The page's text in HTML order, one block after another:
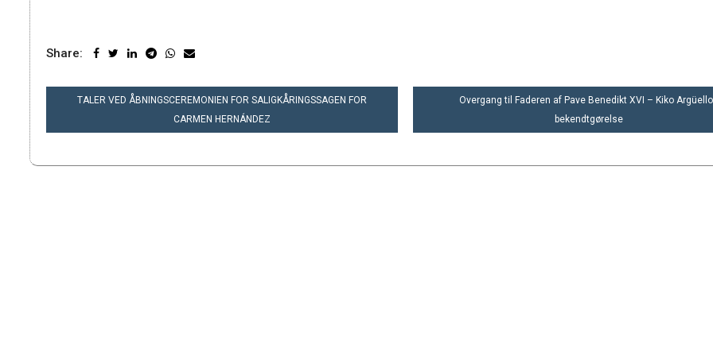
Share:
INDLÆGSNAVIGATION
TALER VED ÅBNINGSCEREMONIEN FOR SALIGKÅRINGSSAGEN FOR
CARMEN HERNÁNDEZ
Overgang til Faderen af Pave Benedikt XVI – Kiko
bekendtgørelse